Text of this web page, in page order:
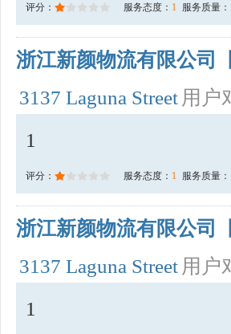
评分： 服务态度： 1 服务质量：
浙江新颜物流有限公司
3137 Laguna Street 用户
1
评分： 服务态度： 1 服务质量：
浙江新颜物流有限公司
3137 Laguna Street 用户
1